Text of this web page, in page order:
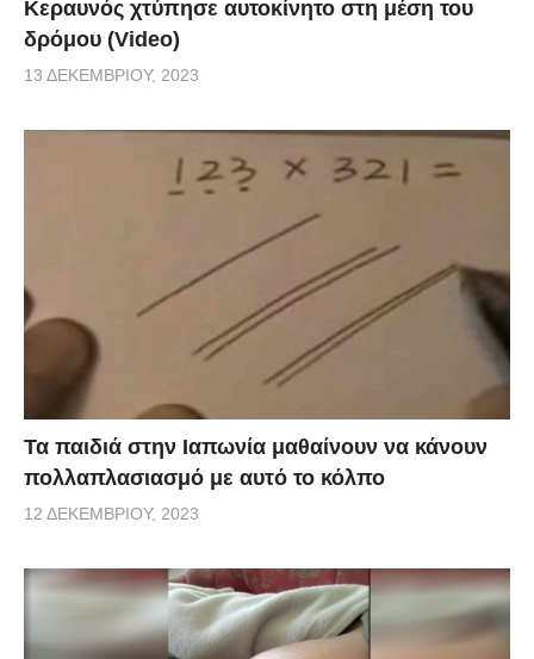
Κεραυνός χτύπησε αυτοκίνητο στη μέση του
δρόμου (Video)
13 ΔΕΚΕΜΒΡΊΟΥ, 2023
Τα παιδιά στην Ιαπωνία μαθαίνουν να κάνουν
πολλαπλασιασμό με αυτό το κόλπο
12 ΔΕΚΕΜΒΡΊΟΥ, 2023